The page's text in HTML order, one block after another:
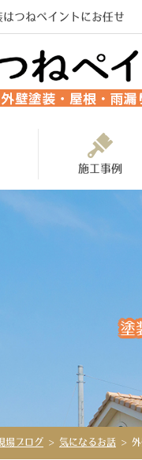
つねペイントにお任せ
施工事例
塗
場ブログ > 気になるお話 >